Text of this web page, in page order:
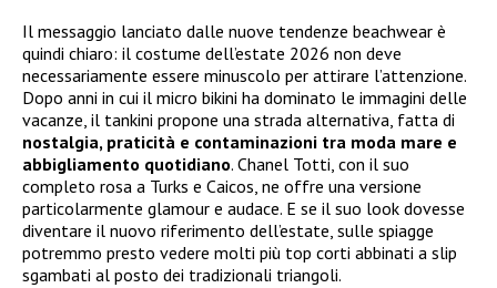
Il messaggio lanciato dalle nuove tendenze beachwear è
quindi chiaro: il costume dell’estate 2026 non deve
necessariamente essere minuscolo per attirare l’attenzione.
Dopo anni in cui il micro bikini ha dominato le immagini delle
vacanze, il tankini propone una strada alternativa, fatta di
nostalgia, praticità e contaminazioni tra moda mare e
abbigliamento quotidiano. Chanel Totti, con il suo
completo rosa a Turks e Caicos, ne offre una versione
particolarmente glamour e audace. E se il suo look dovesse
diventare il nuovo riferimento dell’estate, sulle spiagge
potremmo presto vedere molti più top corti abbinati a slip
sgambati al posto dei tradizionali triangoli.